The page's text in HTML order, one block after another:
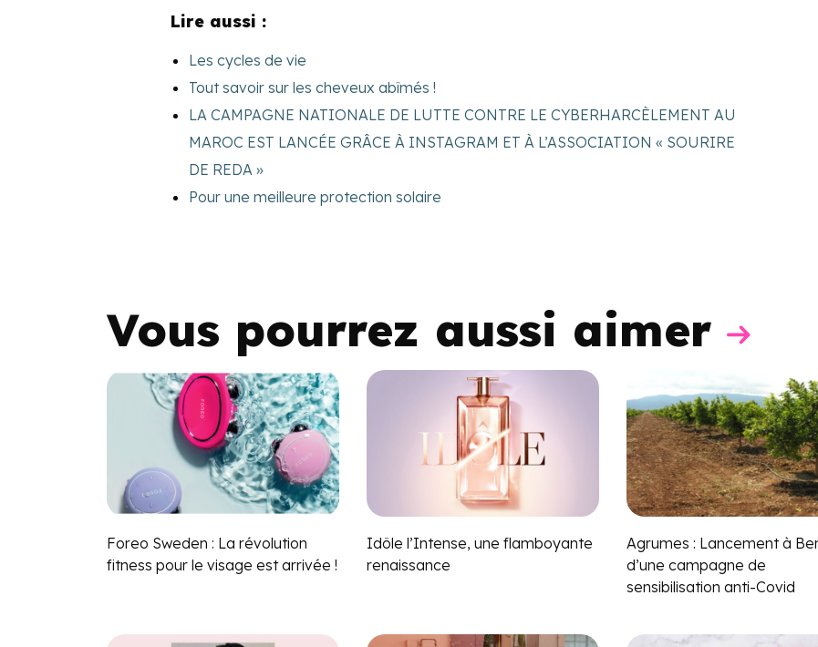
Lire aussi :
Les cycles de vie
Tout savoir sur les cheveux abîmés !
LA CAMPAGNE NATIONALE DE LUTTE CONTRE LE CYBERHARCÈLEMENT AU
MAROC EST LANCÉE GRÂCE À INSTAGRAM ET À L’ASSOCIATION « SOURIRE
DE REDA »
Pour une meilleure protection solaire
Vous pourrez aussi aimer
Foreo Sweden : La révolution
fitness pour le visage est arrivée !
Idôle l’Intense, une flamboyante
renaissance
Agrumes : Lancement à
d’une campagne de
sensibilisation anti-Covid